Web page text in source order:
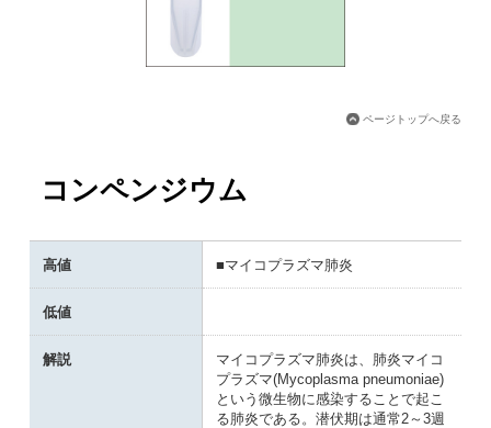
ページトップへ戻る
コンペンジウム
高値 ■マイコプラズマ肺炎
低値
解説
マイコプラズマ肺炎は、肺炎マイコ
プラズマ(Mycoplasma pneumoniae)
という微生物に感染することで起こ
る肺炎である。潜伏期は通常2～3週